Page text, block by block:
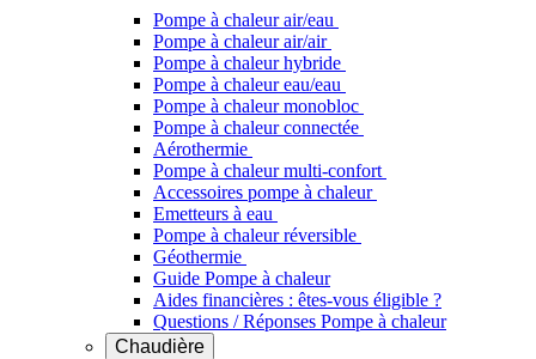
Pompe à chaleur air/eau
Pompe à chaleur air/air
Pompe à chaleur hybride
Pompe à chaleur​ eau/eau
Pompe à chaleur monobloc
Pompe à chaleur connectée
Aérothermie
Pompe à chaleur multi-confort
Accessoires pompe à chaleur
Emetteurs à eau
Pompe à chaleur réversible
Géothermie
Guide Pompe à chaleur
Aides financières : êtes-vous éligible ?
Questions / Réponses Pompe à chaleur
Chaudière